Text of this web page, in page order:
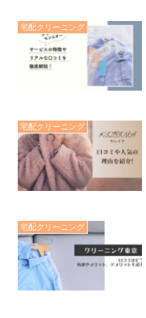
宅配クリーニング
宅配クリーニング
宅配クリーニング